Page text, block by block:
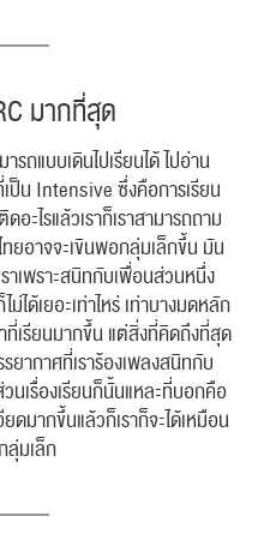
มากที่สุด
ถแบบเดินไปเรียนได้ ไปอ่าน
ป็น Intensive ซึ่งคือการเรียน
อะไรแล้วเราก็เราสามารถถาม
ยอาจจะเขินพอกลุ่มเล็กขึ้น มัน
าเพราะสนิทกับเพื่อนส่วนหนึ่ง
ได้เยอะเท่าไหร่ เท่าบางมดหลัก
าที่เรียนมากขึ้น แต่สิ่งที่คิดถึงที่สุด
ากาศที่เราร้องเพลงสนิทกับ
นเรื่องเรียนก็นั้นแหละที่บอกคือ
ดมากขึ้นแล้วก็เราก็จะได้เหมือน
ลุ่มเล็ก